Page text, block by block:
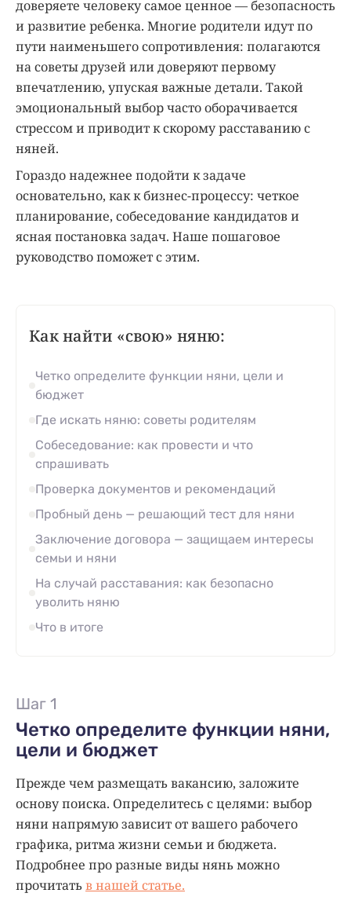
доверяете человеку самое ценное — безопасность
и развитие ребенка. Многие родители идут по
пути наименьшего сопротивления: полагаются
на советы друзей или доверяют первому
впечатлению, упуская важные детали. Такой
эмоциональный выбор часто оборачивается
стрессом и приводит к скорому расставанию с
няней.
Гораздо надежнее подойти к задаче
основательно, как к бизнес-процессу: четкое
планирование, собеседование кандидатов и
ясная постановка задач. Наше пошаговое
руководство поможет с этим.
Как найти «свою» няню:
Четко определите функции няни, цели и
бюджет
Где искать няню: советы родителям
Собеседование: как провести и что
спрашивать
Проверка документов и рекомендаций
Пробный день — решающий тест для няни
Заключение договора — защищаем интересы
семьи и няни
На случай расставания: как безопасно
уволить няню
Что в итоге
Шаг 1
Четко определите функции няни,
цели и бюджет
Прежде чем размещать вакансию, заложите
основу поиска. Определитесь с целями: выбор
няни напрямую зависит от вашего рабочего
графика, ритма жизни семьи и бюджета.
Подробнее про разные виды нянь можно
прочитатьв нашей статье.